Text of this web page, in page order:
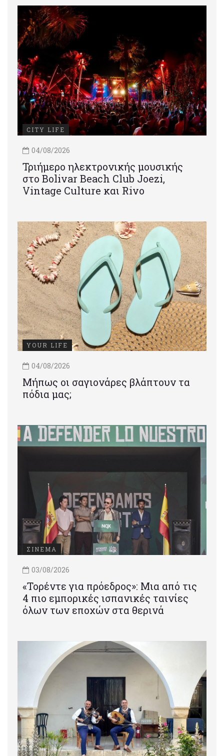
CITY LIFE
04/08/2026
Τριήμερο ηλεκτρονικής μουσικής
στο Bolivar Beach Club Joezi,
Vintage Culture και Rivo
YOUR LIFE
04/08/2026
Μήπως οι σαγιονάρες βλάπτουν τα
πόδια μας;
ΣΙΝΕΜΑ
03/08/2026
«Τορέντε για πρόεδρος»: Mια από τις
4 πιο εμπορικές ισπανικές ταινίες
όλων των εποχών στα θερινά